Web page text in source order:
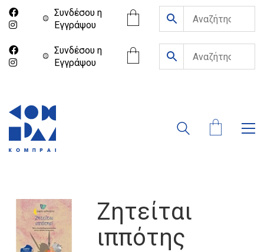
Συνδέσου η
Eγγράψου
Συνδέσου η
Eγγράψου
Ζητείται
ιππότης